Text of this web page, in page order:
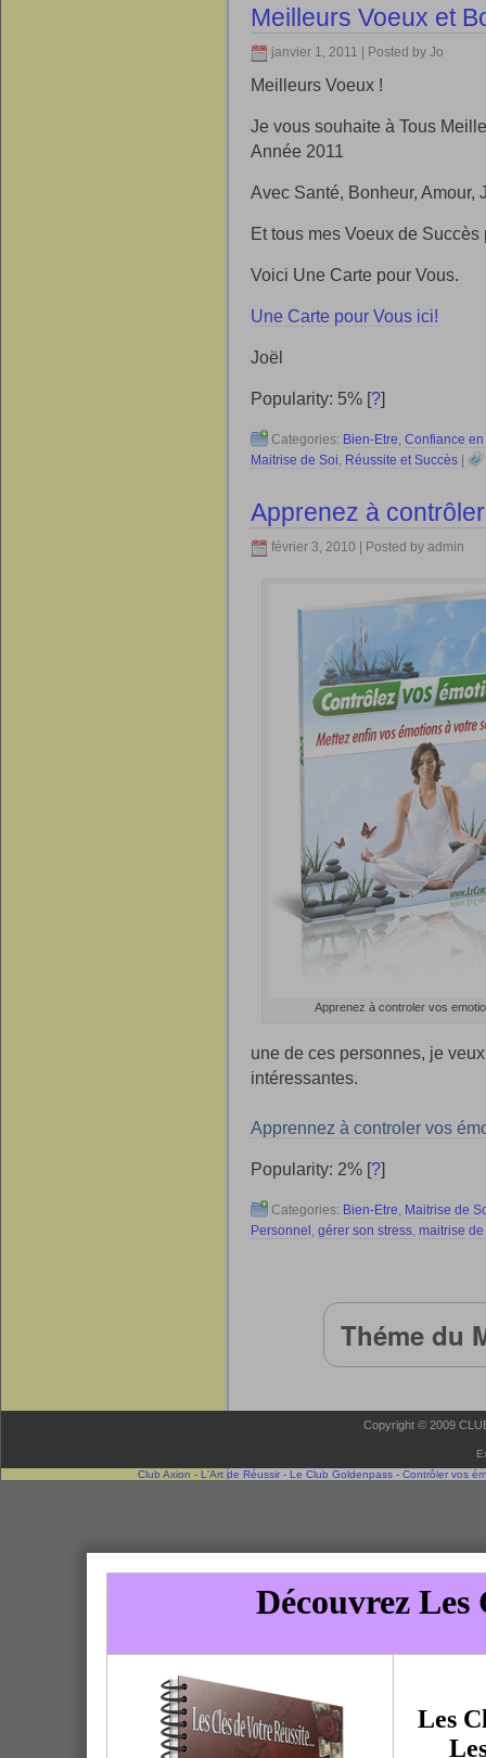
Meilleurs Voeux et
janvier 1, 2011 | Posted by Jo
Meilleurs Voeux !
Je vous souhaite à Tous
Année 2011
Avec Santé, Bonheur, Amour,
Et tous mes Voeux de Succès
Voici Une Carte pour Vous.
Une Carte pour Vous ici!
Joël
Popularity: 5% [?]
Categories: Bien-Etre, Confiance
Maitrise de Soi, Réussite et Succès
Apprenez à
février 3, 2010 | Posted by admin
Apprenez à controler vos
une de ces personnes, je
intéressantes.
Apprennez à controler vos
Popularity: 2% [?]
Categories: Bien-Etre, Maitrise de
Personnel , gérer son stress, maitrise
Théme du
Copyright © 2009
Club Axion - L'Art de Réussir - Le Club Goldenpass - Contrôler vos